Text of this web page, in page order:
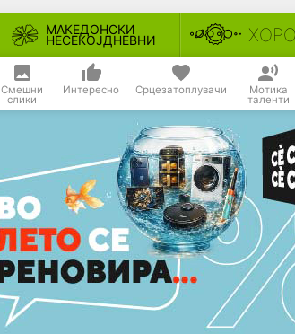
МАКЕДОНСКИ
НЕСЕКОЈДНЕВНИ
Смешни
слики
Интересно Срцезатоплувачи Мотика
таленти